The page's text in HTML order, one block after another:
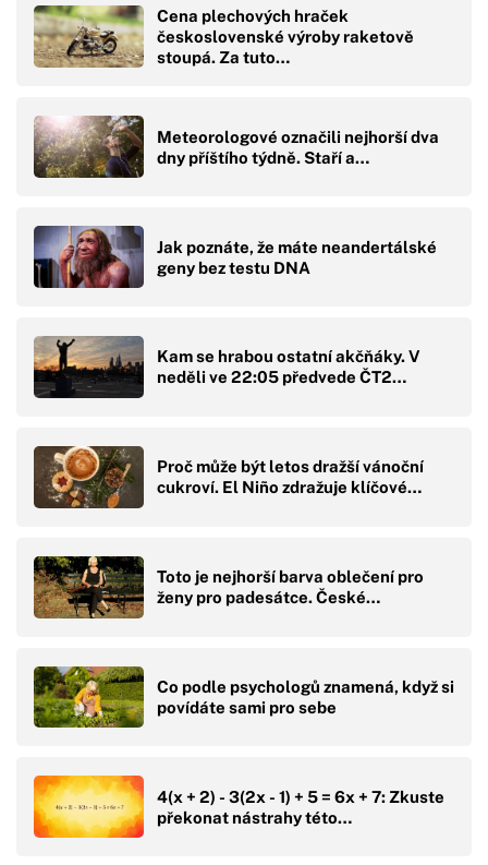
Cena plechových hraček
československé výroby raketově
stoupá. Za tuto…
Meteorologové označili nejhorší dva
dny příštího týdně. Staří a…
Jak poznáte, že máte neandertálské
geny bez testu DNA
Kam se hrabou ostatní akčňáky. V
neděli ve 22:05 předvede ČT2…
Proč může být letos dražší vánoční
cukroví. El Niño zdražuje klíčové…
Toto je nejhorší barva oblečení pro
ženy pro padesátce. České…
Co podle psychologů znamená, když si
povídáte sami pro sebe
4(x + 2) - 3(2x - 1) + 5 = 6x + 7: Zkuste
překonat nástrahy této…